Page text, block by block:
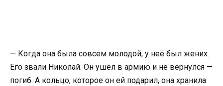
— Когда она была совсем молодой, у неё был жених.
Его звали Николай. Он ушёл в армию и не вернулся —
погиб. А кольцо, которое он ей подарил, она хранила